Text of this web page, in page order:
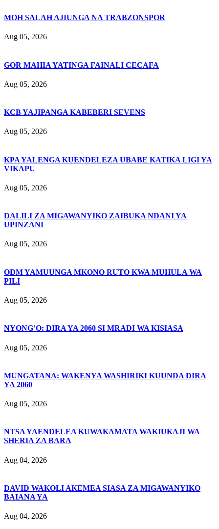
MOH SALAH AJIUNGA NA TRABZONSPOR
Aug 05, 2026
GOR MAHIA YATINGA FAINALI CECAFA
Aug 05, 2026
KCB YAJIPANGA KABEBERI SEVENS
Aug 05, 2026
KPA YALENGA KUENDELEZA UBABE KATIKA LIGI YA
VIKAPU
Aug 05, 2026
DALILI ZA MIGAWANYIKO ZAIBUKA NDANI YA
UPINZANI
Aug 05, 2026
ODM YAMUUNGA MKONO RUTO KWA MUHULA WA
PILI
Aug 05, 2026
NYONG’O: DIRA YA 2060 SI MRADI WA KISIASA
Aug 05, 2026
MUNGATANA: WAKENYA WASHIRIKI KUUNDA DIRA
YA 2060
Aug 05, 2026
NTSA YAENDELEA KUWAKAMATA WAKIUKAJI WA
SHERIA ZA BARA
Aug 04, 2026
DAVID WAKOLI AKEMEA SIASA ZA MIGAWANYIKO
BAIANA YA
Aug 04, 2026